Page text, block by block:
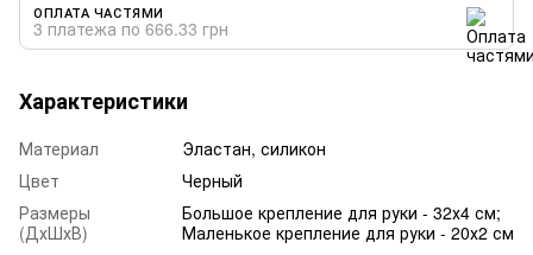
ОПЛАТА ЧАСТЯМИ
3 платежа по 666.33 грн
Характеристики
Материал
Эластан, силикон
Цвет
Черный
Размеры
(ДхШхВ)
Большое крепление для руки - 32х4 см;
Маленькое крепление для руки - 20х2 см